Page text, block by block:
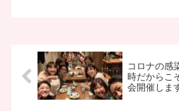
コロナの感
時だからこ
会開催しま